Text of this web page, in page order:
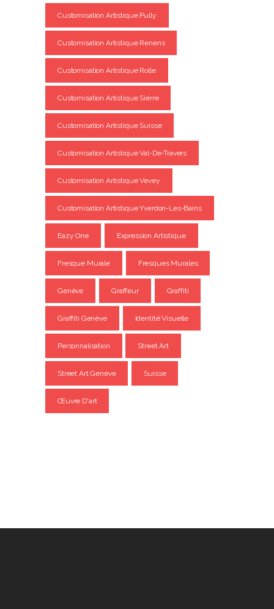
Customisation Artistique Pully
Customisation Artistique Renens
Customisation Artistique Rolle
Customisation Artistique Sierre
Customisation Artistique Suisse
Customisation Artistique Val-De-Travers
Customisation Artistique Vevey
Customisation Artistique Yverdon-Les-Bains
Eazy One Expression Artistique
Fresque Murale Fresques Murales
Genève Graffeur Graffiti
Graffiti Genève Identité Visuelle
Personnalisation Street Art
Street Art Genève Suisse
Œuvre D'art